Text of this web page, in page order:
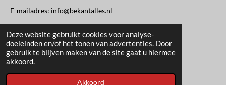
Deze website gebruikt cookies voor analyse-
doeleinden en/of het tonen van advertenties. Door
gebruik te blijven maken van de site gaat u hiermee
akkoord.
Akkoord
E-mailadres: info@bekantalles.nl
Rooysestraat 4
6621AM Dreumel
© 2020 - 2026 Bekant Alles